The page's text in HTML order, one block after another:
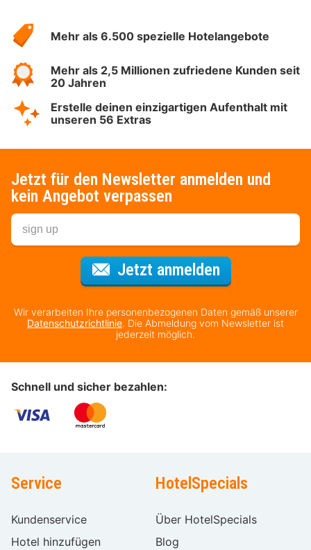
Hotelspecials
Mehr als 6.500 spezielle Hotelangebote
Mehr als 2,5 Millionen zufriedene Kunden seit
20 Jahren
Erstelle deinen einzigartigen Aufenthalt mit
unseren 56 Extras
Jetzt für den Newsletter anmelden und
kein Angebot verpassen
Jetzt anmeldenFür den
Wir verarbeiten Ihre personenbezogenen Daten gemäß unserer
Datenschutzrichtlinie. Die Abmeldung vom Newsletter ist
jederzeit möglich.
Schnell und sicher bezahlen:
Service
Kundenservice
Hotel hinzufügen
HotelSpecials
Über HotelSpecials
Blog